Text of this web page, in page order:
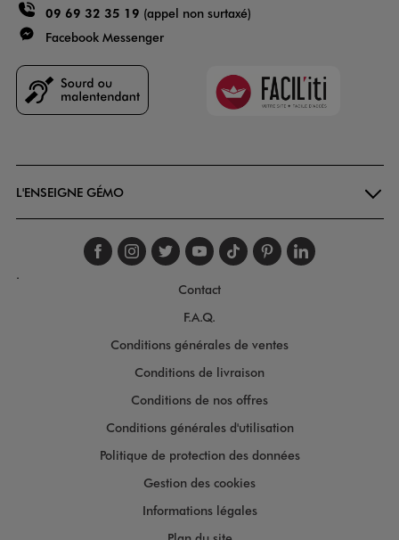
09 69 32 35 19 (appel non surtaxé)
Facebook Messenger
Faciliti
L'ENSEIGNE GÉMO
Suivez-nous sur
Suivez-nous sur
Suivez-nous sur
Suivez-nous
Suivez-nous
Suivez-
.
Contact
F.A.Q.
Conditions générales de ventes
Conditions de livraison
Conditions de nos offres
Conditions générales d'utilisation
Politique de protection des données
Gestion des cookies
Informations légales